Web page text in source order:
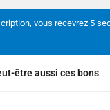
vous recevrez 5
être aussi ces bons